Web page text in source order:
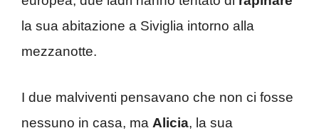
la sua abitazione a Siviglia intorno alla
mezzanotte.
I due malviventi pensavano che non ci fosse
nessuno in casa, ma Alicia, la sua